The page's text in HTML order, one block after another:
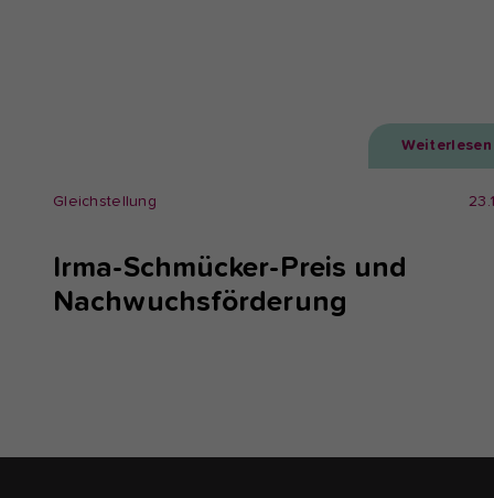
Weiterlesen
Gleichstellung
Irma-Schmücker-Preis und
Nachwuchsförderung